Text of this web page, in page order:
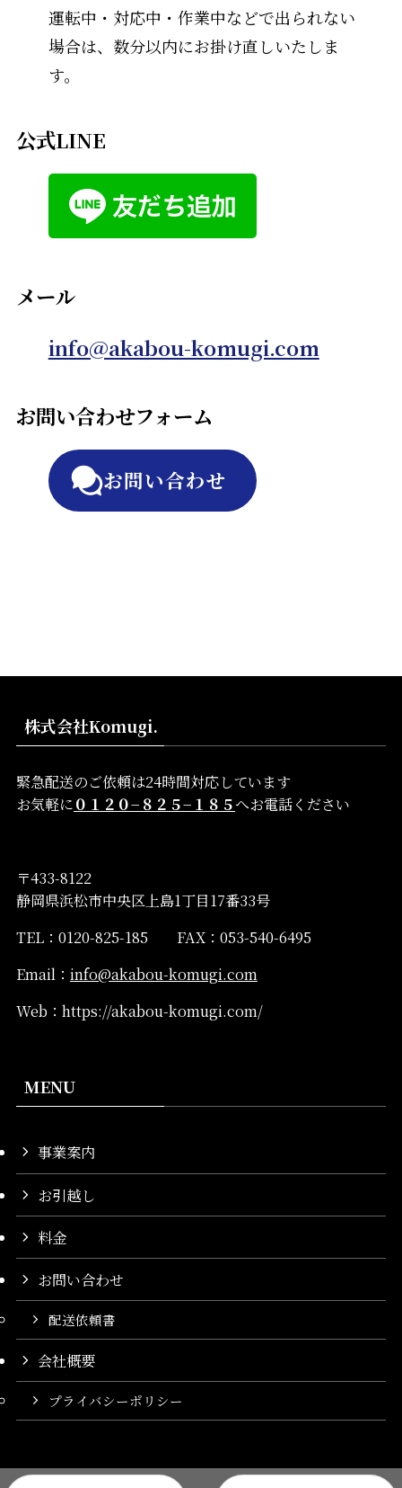
運転中・対応中・作業中などで出られない
場合は、数分以内にお掛け直しいたしま
す。
公式LINE
メール
info@akabou-komugi.com
お問い合わせフォーム
お問い合わせ
株式会社Komugi.
緊急配送のご依頼は24時間対応しています
お気軽に０１２０−８２５−１８５へお電話ください
〒433-8122
静岡県浜松市中央区上島1丁目17番33号
TEL：0120-825-185 FAX：053-540-6495
Email： info@akabou-komugi.com
Web：https://akabou-komugi.com/
MENU
事業案内
お引越し
料金
お問い合わせ
配送依頼書
会社概要
プライバシーポリシー
配送依頼書